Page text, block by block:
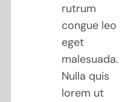
rutrum
congue leo
eget
malesuada.
Nulla quis
lorem ut
amet nisl
tempus
convallis
quis ac